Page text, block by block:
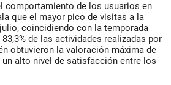
comportamiento de los usuarios en
que el mayor pico de visitas a la
julio, coincidiendo con la temporada
83,3% de las actividades realizadas por
obtuvieron la valoración máxima de
un alto nivel de satisfacción entre los